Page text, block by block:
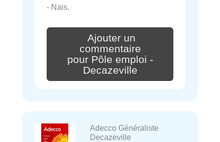
- Nais.
Ajouter un
commentaire
pour Pôle emploi -
Decazeville
Adecco Généraliste
Decazeville